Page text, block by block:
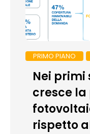
PRIMO PIANO
Nei primi
cresce la
rispetto